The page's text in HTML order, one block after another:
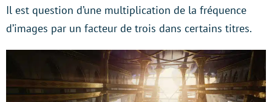
Il est question d’une multiplication de la fréquence
d’images par un facteur de trois dans certains titres.